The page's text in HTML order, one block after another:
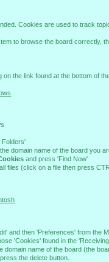
Cookies are used to track
to browse the board correctly,
the link found at the bottom of
Folders'
domain name of the board you
and press 'Find Now'
files (click on a file then press
and then 'Preferences' from the
'Cookies' found in the
domain name of the board (the
the delete button.